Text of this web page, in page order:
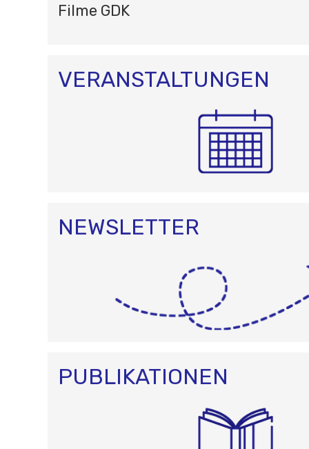
Filme GDK
VERANSTALTUNGEN
NEWSLETTER
PUBLIKATIONEN